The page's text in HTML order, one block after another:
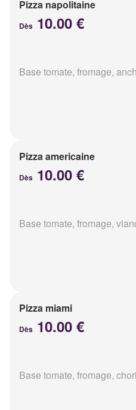
Pizza napolitaine
Dès 10.00 €
Base tomate, fromage,
Pizza americaine
Dès 10.00 €
Base tomate, fromage,
Pizza miami
Dès 10.00 €
Base tomate, fromage,